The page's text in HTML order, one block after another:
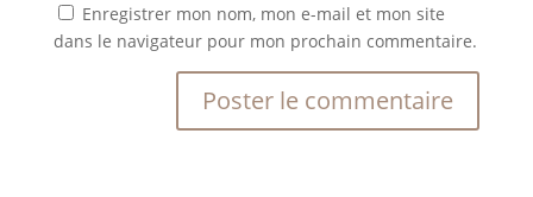
Enregistrer mon nom, mon e-mail et mon site
dans le navigateur pour mon prochain commentaire.